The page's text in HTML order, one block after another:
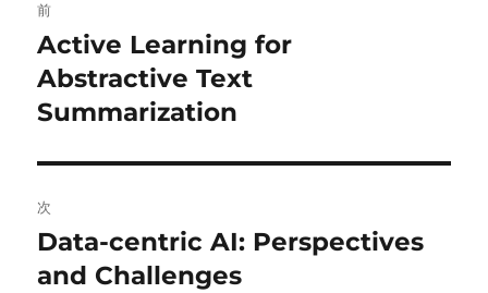
稿
ナ
ビ
ゲ
ー
シ
前
前
の
投
Active Learning for
Abstractive Text
Summarization
次
次
の
Data-centric AI: Perspectives
and Challenges